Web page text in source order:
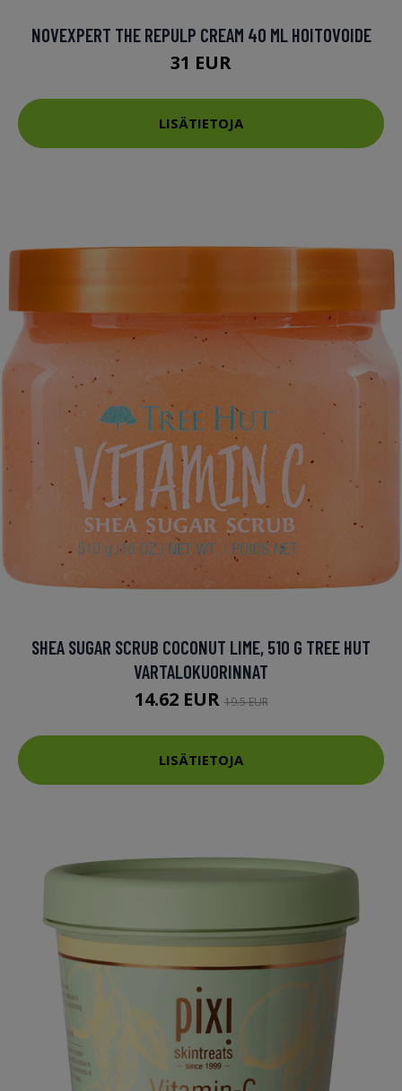
NOVEXPERT THE REPULP CREAM 40 ML HOITOVOIDE
31 EUR
LISÄTIETOJA
SHEA SUGAR SCRUB COCONUT LIME, 510 G TREE HUT
VARTALOKUORINNAT
14.62 EUR19.5 EUR
LISÄTIETOJA